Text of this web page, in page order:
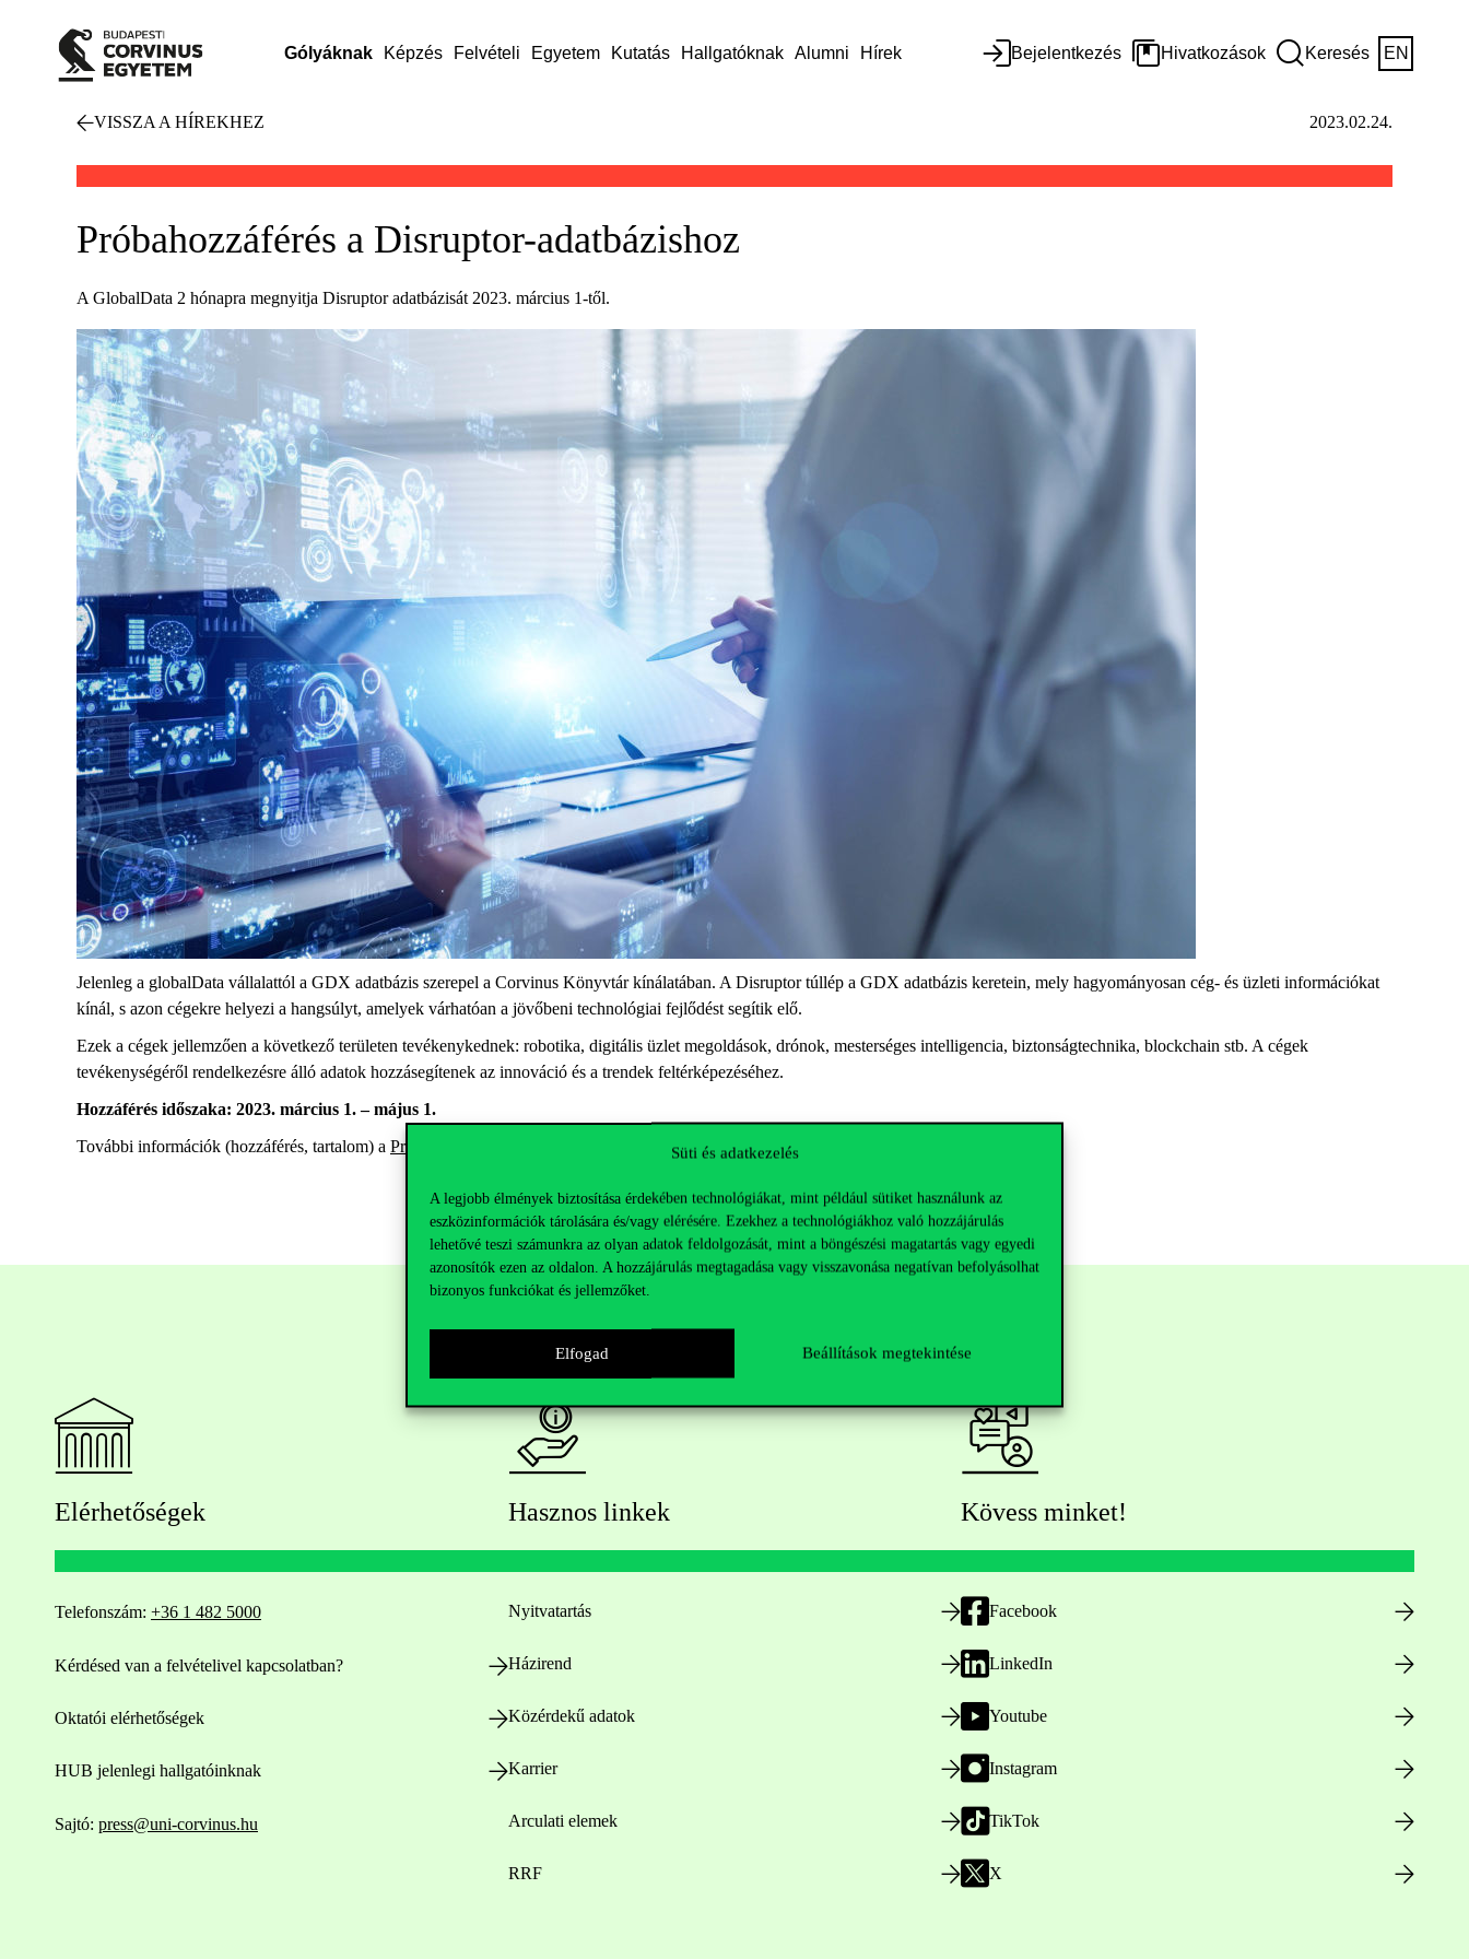
Süti és adatkezelés
A legjobb élmények biztosítása érdekében technológiákat, mint például sütiket használunk az
eszközinformációk tárolására és/vagy elérésére. Ezekhez a technológiákhoz való hozzájárulás
lehetővé teszi számunkra az olyan adatok feldolgozását, mint a böngészési magatartás vagy egyedi
azonosítók ezen az oldalon. A hozzájárulás megtagadása vagy visszavonása negatívan befolyásolhat
bizonyos funkciókat és jellemzőket.
Elfogad Beállítások megtekintése
Gólyáknak Képzés Felvételi Egyetem Kutatás Hallgatóknak Alumni Hírek Bejelentkezés Hivatkozások Keresés EN
VISSZA A HÍREKHEZ 2023.02.24.
Próbahozzáférés a Disruptor-adatbázishoz
A GlobalData 2 hónapra megnyitja Disruptor adatbázisát 2023. március 1-től.
Jelenleg a globalData vállalattól a GDX adatbázis szerepel a Corvinus Könyvtár kínálatában. A Disruptor túllép a GDX adatbázis keretein, mely hagyományosan cég- és üzleti információkat
kínál, s azon cégekre helyezi a hangsúlyt, amelyek várhatóan a jövőbeni technológiai fejlődést segítik elő.
Ezek a cégek jellemzően a következő területen tevékenykednek: robotika, digitális üzlet megoldások, drónok, mesterséges intelligencia, biztonságtechnika, blockchain stb. A cégek
tevékenységéről rendelkezésre álló adatok hozzásegítenek az innováció és a trendek feltérképezéséhez.
Hozzáférés időszaka: 2023. március 1. – május 1.
További információk (hozzáférés, tartalom) a Próbahozzáférések menüpontban találhatóak.
Elérhetőségek
Telefonszám: +36 1 482 5000
Kérdésed van a felvételivel kapcsolatban?
Oktatói elérhetőségek
HUB jelenlegi hallgatóinknak
Sajtó: press@uni-corvinus.hu
Hasznos linkek
Nyitvatartás
Házirend
Közérdekű adatok
Karrier
Arculati elemek
RRF
Kövess minket!
Facebook
LinkedIn
Youtube
Instagram
TikTok
X